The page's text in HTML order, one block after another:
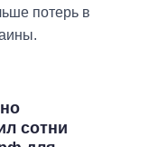
потерь в
сотни